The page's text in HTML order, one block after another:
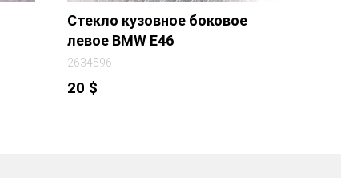
Стекло кузовное боковое
левое BMW E46
2634596
20 $